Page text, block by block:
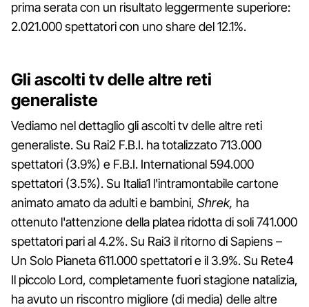
prima serata con un risultato leggermente superiore:
2.021.000 spettatori con uno share del 12.1%.
Gli ascolti tv delle altre reti
generaliste
Vediamo nel dettaglio gli ascolti tv delle altre reti
generaliste. Su Rai2 F.B.I. ha totalizzato 713.000
spettatori (3.9%) e F.B.I. International 594.000
spettatori (3.5%). Su Italia1 l'intramontabile cartone
animato amato da adulti e bambini, Shrek, ha
ottenuto l'attenzione della platea ridotta di soli 741.000
spettatori pari al 4.2%. Su Rai3 il ritorno di Sapiens –
Un Solo Pianeta 611.000 spettatori e il 3.9%. Su Rete4
Il piccolo Lord, completamente fuori stagione natalizia,
ha avuto un riscontro migliore (di media) delle altre